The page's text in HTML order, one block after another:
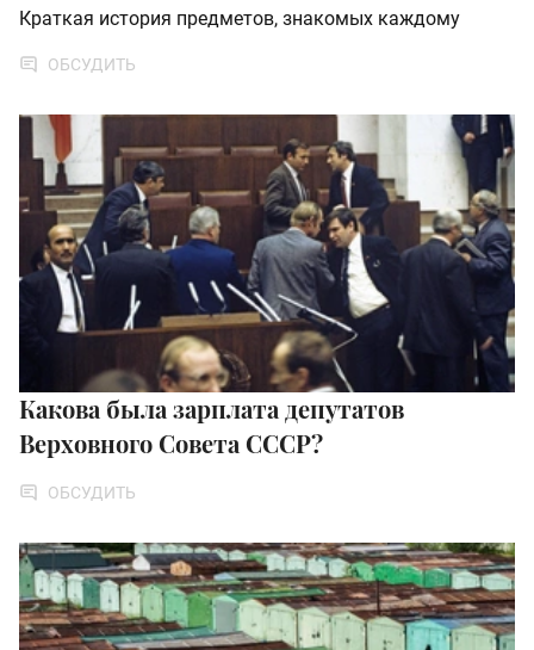
Краткая история предметов, знакомых каждому
ОБСУДИТЬ
Какова была зарплата депутатов
Верховного Совета СССР?
ОБСУДИТЬ